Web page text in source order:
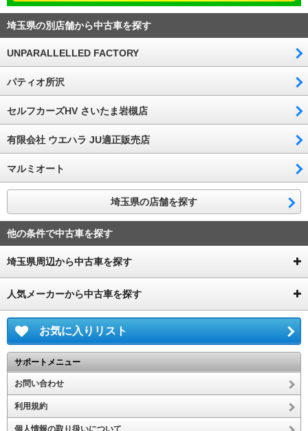
埼玉県の別店舗から中古車を探す
UNPARALLELLED FACTORY
パティオ所沢
セルフカーズHV さいたま岩槻店
有限会社 ウエハラ JU適正販売店
マルミオート
埼玉県の店舗を探す
他の条件で中古車を探す
埼玉県周辺から中古車を探す
人気メーカーから中古車を探す
お気に入りリスト
サポートメニュー
お問い合わせ
利用規約
個人情報の取り扱いについて